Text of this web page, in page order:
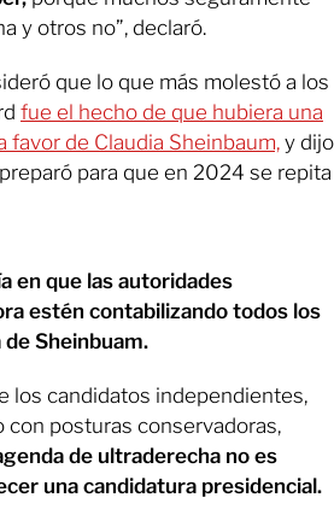
y otros no”, declaró.
que lo que más molestó a los
fue el hecho de que hubiera una
favor de Claudia Sheinbaum, y dijo
para que en 2024 se repita
en que las autoridades
estén contabilizando todos los
Sheinbuam.
los candidatos independientes,
con posturas conservadoras,
de ultraderecha no es
una candidatura presidencial.